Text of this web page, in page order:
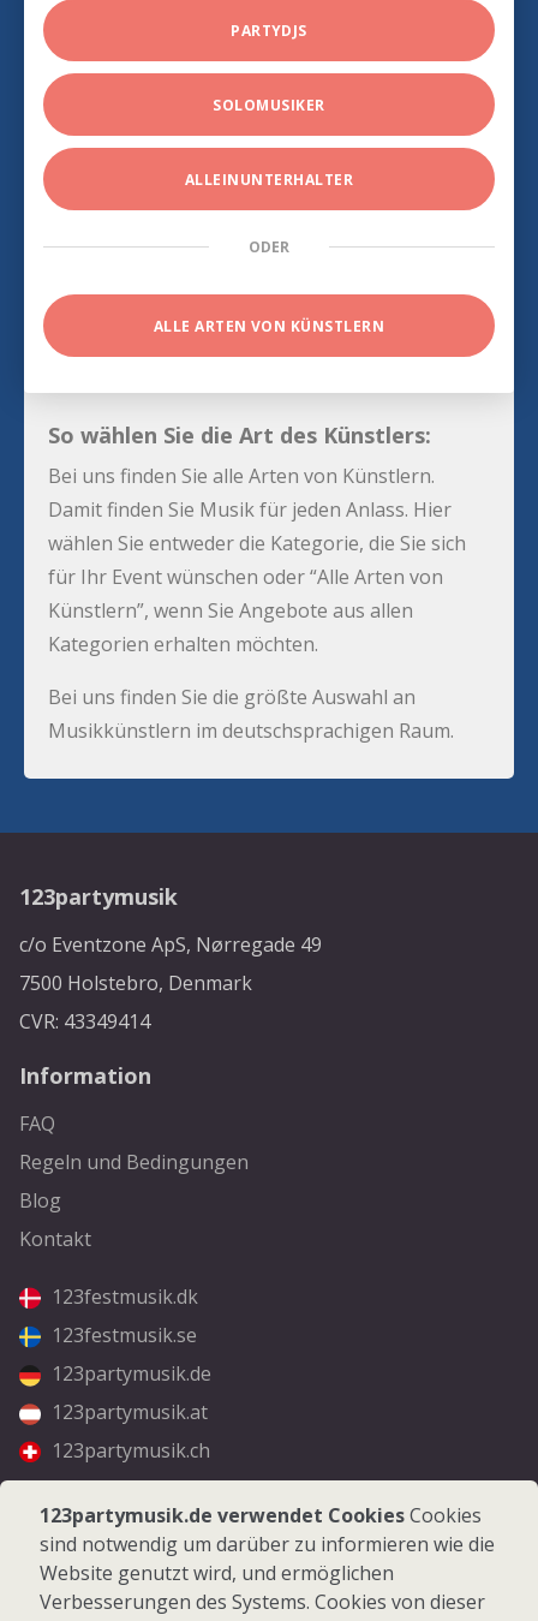
PARTYDJS
SOLOMUSIKER
ALLEINUNTERHALTER
ODER
ALLE ARTEN VON KÜNSTLERN
So wählen Sie die Art des Künstlers:
Bei uns finden Sie alle Arten von Künstlern.
Damit finden Sie Musik für jeden Anlass. Hier
wählen Sie entweder die Kategorie, die Sie sich
für Ihr Event wünschen oder “Alle Arten von
Künstlern”, wenn Sie Angebote aus allen
Kategorien erhalten möchten.
Bei uns finden Sie die größte Auswahl an
Musikkünstlern im deutschsprachigen Raum.
123partymusik
c/o Eventzone ApS, Nørregade 49
7500 Holstebro, Denmark
CVR: 43349414
Information
FAQ
Regeln und Bedingungen
Blog
Kontakt
123festmusik.dk
123festmusik.se
123partymusik.de
123partymusik.at
123partymusik.ch
Folgen Sie uns
Facebook
Instagram
123partymusik.de verwendet CookiesCookies
sind notwendig um darüber zu informieren wie die
Website genutzt wird, und ermöglichen
Verbesserungen des Systems. Cookies von dieser